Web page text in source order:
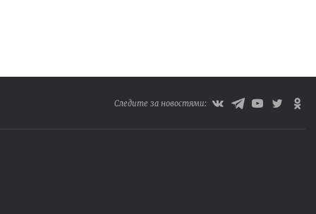
Следите за новостями: